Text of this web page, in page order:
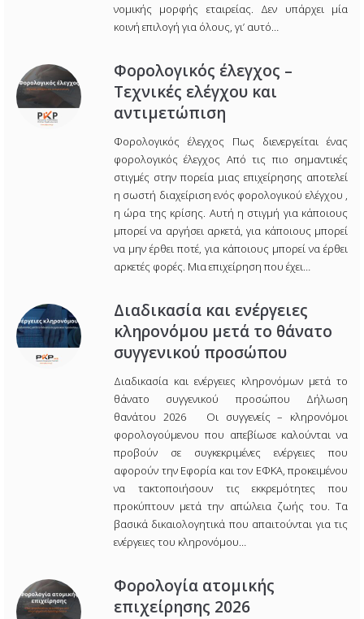
νομικής μορφής εταιρείας. Δεν υπάρχει μία
κοινή επιλογή για όλους, γι’ αυτό…
Φορολογικός έλεγχος –
Τεχνικές ελέγχου και
αντιμετώπιση
Φορολογικός έλεγχος Πως διενεργείται ένας
φορολογικός έλεγχος Από τις πιο σημαντικές
στιγμές στην πορεία μιας επιχείρησης αποτελεί
η σωστή διαχείριση ενός φορολογικού ελέγχου ,
η ώρα της κρίσης. Αυτή η στιγμή για κάποιους
μπορεί να αργήσει αρκετά, για κάποιους μπορεί
να μην έρθει ποτέ, για κάποιους μπορεί να έρθει
αρκετές φορές. Μια επιχείρηση που έχει…
Διαδικασία και ενέργειες
κληρονόμου μετά το θάνατο
συγγενικού προσώπου
Διαδικασία και ενέργειες κληρονόμων μετά το
θάνατο συγγενικού προσώπου Δήλωση
θανάτου 2026 Οι συγγενείς – κληρονόμοι
φορολογούμενου που απεβίωσε καλούνται να
προβούν σε συγκεκριμένες ενέργειες που
αφορούν την Εφορία και τον ΕΦΚΑ, προκειμένου
να τακτοποιήσουν τις εκκρεμότητες που
προκύπτουν μετά την απώλεια ζωής του. Τα
βασικά δικαιολογητικά που απαιτούνται για τις
ενέργειες του κληρονόμου…
Φορολογία ατομικής
επιχείρησης 2026